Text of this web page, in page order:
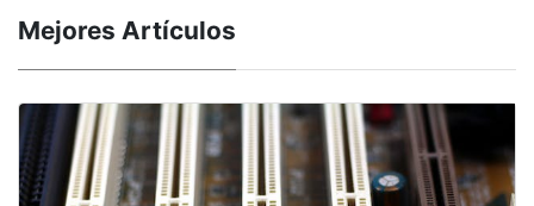
Mejores Artículos